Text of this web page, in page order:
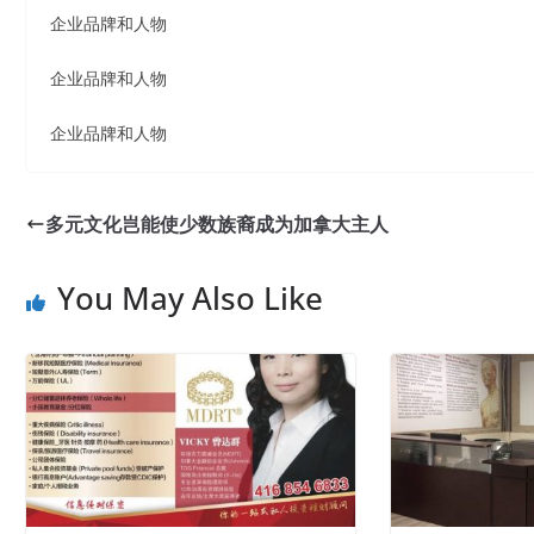
企业品牌和人物
企业品牌和人物
企业品牌和人物
多元文化岂能使少数族裔成为加拿大主人
You May Also Like